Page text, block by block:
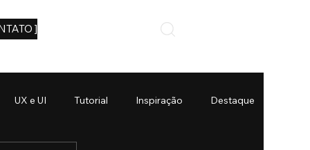
]
UX e UI Tutorial Inspiração Destaque